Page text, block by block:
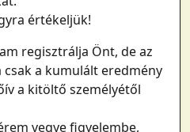
értékeljük!
regisztrálja Önt, de az
a kumulált eredmény
a kitöltő személyétől
vegye figyelembe,